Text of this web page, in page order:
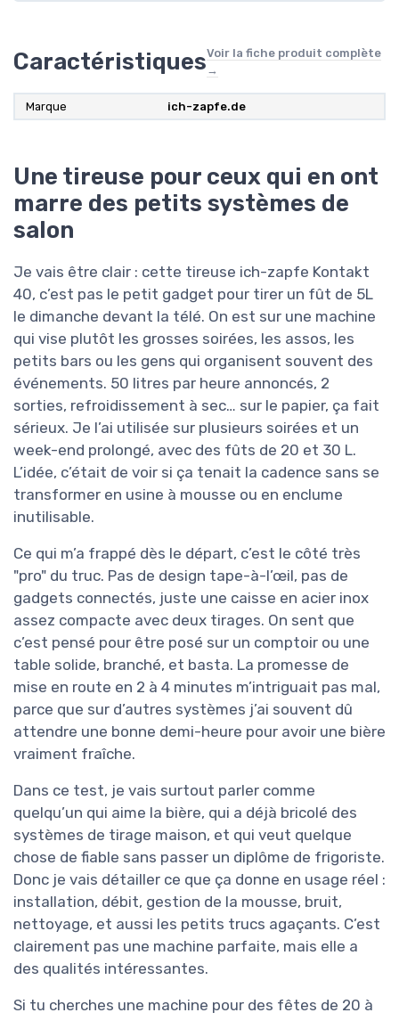
CaractéristiquesVoir la fiche produit complète
→
Marque ich-zapfe.de
Une tireuse pour ceux qui en ont
marre des petits systèmes de
salon
Je vais être clair : cette tireuse ich-zapfe Kontakt
40, c’est pas le petit gadget pour tirer un fût de 5L
le dimanche devant la télé. On est sur une machine
qui vise plutôt les grosses soirées, les assos, les
petits bars ou les gens qui organisent souvent des
événements. 50 litres par heure annoncés, 2
sorties, refroidissement à sec… sur le papier, ça fait
sérieux. Je l’ai utilisée sur plusieurs soirées et un
week-end prolongé, avec des fûts de 20 et 30 L.
L’idée, c’était de voir si ça tenait la cadence sans se
transformer en usine à mousse ou en enclume
inutilisable.
Ce qui m’a frappé dès le départ, c’est le côté très
"pro" du truc. Pas de design tape-à-l’œil, pas de
gadgets connectés, juste une caisse en acier inox
assez compacte avec deux tirages. On sent que
c’est pensé pour être posé sur un comptoir ou une
table solide, branché, et basta. La promesse de
mise en route en 2 à 4 minutes m’intriguait pas mal,
parce que sur d’autres systèmes j’ai souvent dû
attendre une bonne demi-heure pour avoir une bière
vraiment fraîche.
Dans ce test, je vais surtout parler comme
quelqu’un qui aime la bière, qui a déjà bricolé des
systèmes de tirage maison, et qui veut quelque
chose de fiable sans passer un diplôme de frigoriste.
Donc je vais détailler ce que ça donne en usage réel :
installation, débit, gestion de la mousse, bruit,
nettoyage, et aussi les petits trucs agaçants. C’est
clairement pas une machine parfaite, mais elle a
des qualités intéressantes.
Si tu cherches une machine pour des fêtes de 20 à